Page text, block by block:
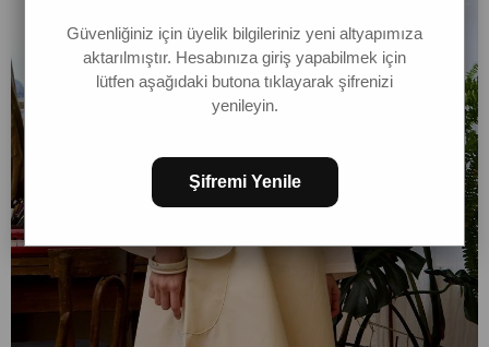
Güvenliğiniz için üyelik bilgileriniz yeni altyapımıza
aktarılmıştır. Hesabınıza giriş yapabilmek için
lütfen aşağıdaki butona tıklayarak şifrenizi
yenileyin.
Şifremi Yenile